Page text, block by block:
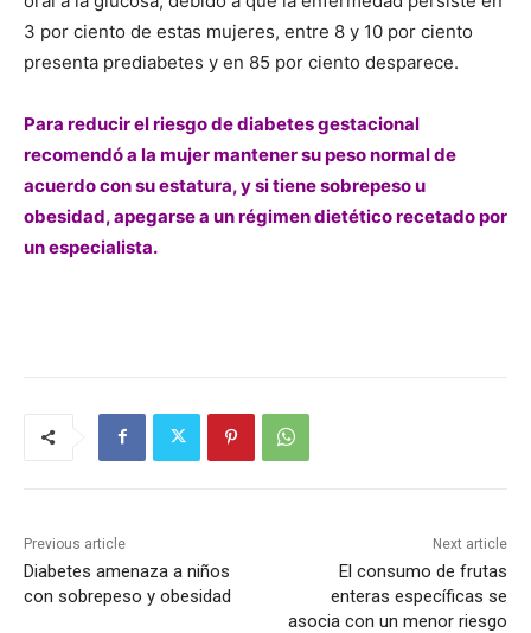
3 por ciento de estas mujeres, entre 8 y 10 por ciento
presenta prediabetes y en 85 por ciento desparece.
Para reducir el riesgo de diabetes gestacional
recomendó a la mujer mantener su peso normal de
acuerdo con su estatura, y si tiene sobrepeso u
obesidad, apegarse a un régimen dietético recetado por
un especialista.
Previous article
Diabetes amenaza a niños
con sobrepeso y obesidad
Next article
El consumo de frutas
enteras específicas se
asocia con un menor riesgo